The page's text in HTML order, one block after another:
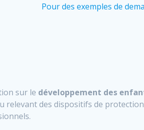
Pour des exemples de
sur le développement des
des dispositifs de protection